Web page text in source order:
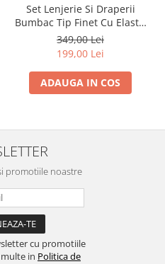
Set Lenjerie Si Draperii
Bumbac Tip Finet Cu Elastic
- Dansul Fluturilor
349,00 Lei
199,00 Lei
ADAUGA IN COS
promotiile noastre
cu promotiile
in Politica de